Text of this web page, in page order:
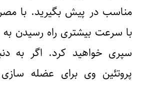
مناسب در پیش بگیرید. با
با سرعت بیشتری راه رسیدن به
سپری خواهید کرد. اگر به
پروتئین وی برای عضله